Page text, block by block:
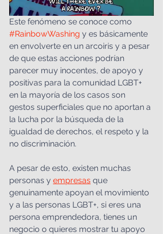
Este fenómeno se conoce como
#RainbowWashing y es básicamente
en envolverte en un arcoiris y a pesar
de que estas acciones podrían
parecer muy inocentes, de apoyo y
positivas para la comunidad LGBT+
en la mayoría de los casos son
gestos superficiales que no aportan a
la lucha por la búsqueda de la
igualdad de derechos, el respeto y la
no discriminación.
A pesar de esto, existen muchas
personas y empresas que
genuinamente apoyan el movimiento
y a las personas LGBT+, si eres una
persona emprendedora, tienes un
negocio o quieres mostrar tu apoyo